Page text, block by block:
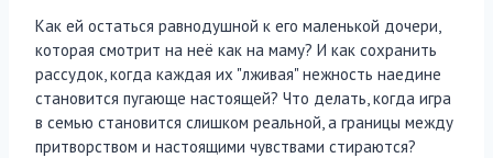
Как ей остаться равнодушной к его маленькой дочери,
которая смотрит на неё как на маму? И как сохранить
рассудок, когда каждая их "лживая" нежность наедине
становится пугающе настоящей? Что делать, когда игра
в семью становится слишком реальной, а границы между
притворством и настоящими чувствами стираются?